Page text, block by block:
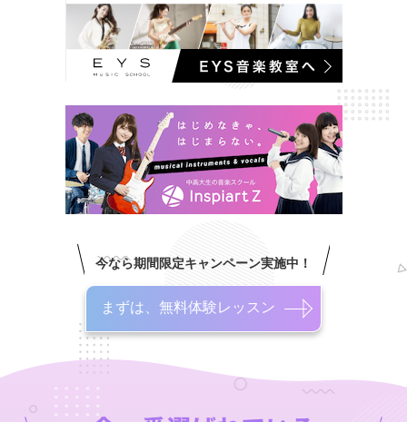
今なら期間限定キャンペーン実施中！
まずは、無料体験レッスン